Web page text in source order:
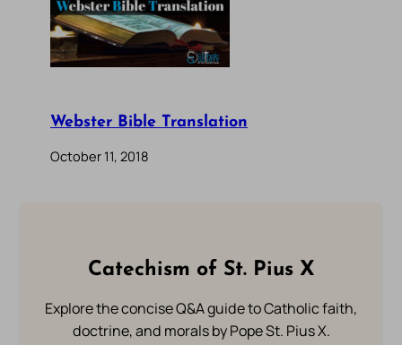
Webster Bible Translation
October 11, 2018
Catechism of St. Pius X
Explore the concise Q&A guide to Catholic faith,
doctrine, and morals by Pope St. Pius X.